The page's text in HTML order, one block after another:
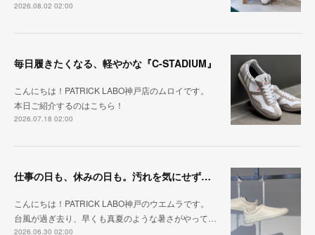
2026.08.02 02:00
毎日履きたくなる、軽やかな『C-STADIUM』
こんにちは！PATRICK LABO神戸店のムロイです。
本日ご紹介するのはこちら！
2026.07.18 02:00
仕事の日も、休みの日も。汚れを気にせず毎日履ける『PUNCH-WP_WHT』
こんにちは！PATRICK LABO神戸のウエムラです。
台風が過ぎ去り、早くも真夏のような暑さがやって…
2026.06.30 02:00